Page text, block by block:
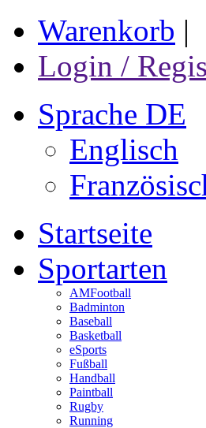
Warenkorb |
Login /
Sprache DE
Englisch
Startseite
Sportarten
AMFootball
Badminton
Baseball
Basketball
eSports
Fußball
Handball
Paintball
Rugby
Running